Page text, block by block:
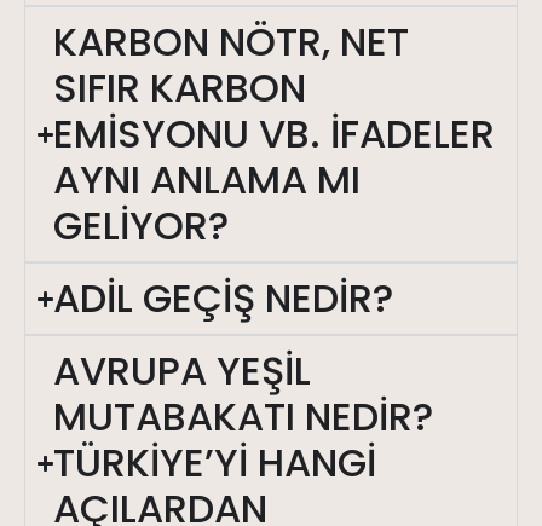
KARBON NÖTR, NET
SIFIR KARBON
EMİSYONU VB. İFADELER
AYNI ANLAMA MI
GELİYOR?
ADİL GEÇİŞ NEDİR?
AVRUPA YEŞİL
MUTABAKATI NEDİR?
TÜRKİYE’Yİ HANGİ
AÇILARDAN